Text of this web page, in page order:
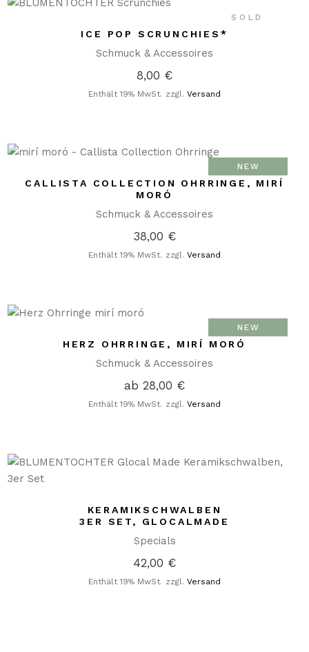
SOLD
ICE POP SCRUNCHIES*
Schmuck & Accessoires
8,00 €
Enthält 19% MwSt. zzgl. Versand
NEW
CALLISTA COLLECTION OHRRINGE, MIRÍ
MORÓ
Schmuck & Accessoires
38,00 €
Enthält 19% MwSt. zzgl. Versand
NEW
HERZ OHRRINGE, MIRÍ MORÓ
Schmuck & Accessoires
ab 28,00 €
Enthält 19% MwSt. zzgl. Versand
KERAMIKSCHWALBEN
3ER SET, GLOCALMADE
Specials
42,00 €
Enthält 19% MwSt. zzgl. Versand